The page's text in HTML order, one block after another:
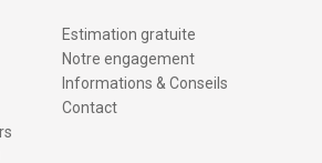
Estimation gratuite
Notre engagement
Informations & Conseils
Contact